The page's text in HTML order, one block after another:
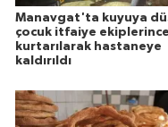
Manavgat'ta kuyuya
çocuk itfaiye ekiplerince
kurtarılarak hastaneye
kaldırıldı